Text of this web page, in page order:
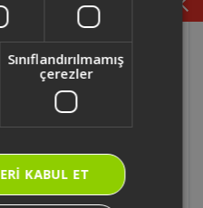
Ayaklı
var mıdır?
Sınıflandırılmamış
çerezler
KABUL ET